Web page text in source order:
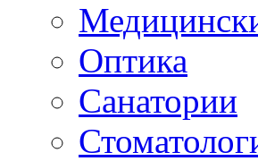
Оптика
Санатории